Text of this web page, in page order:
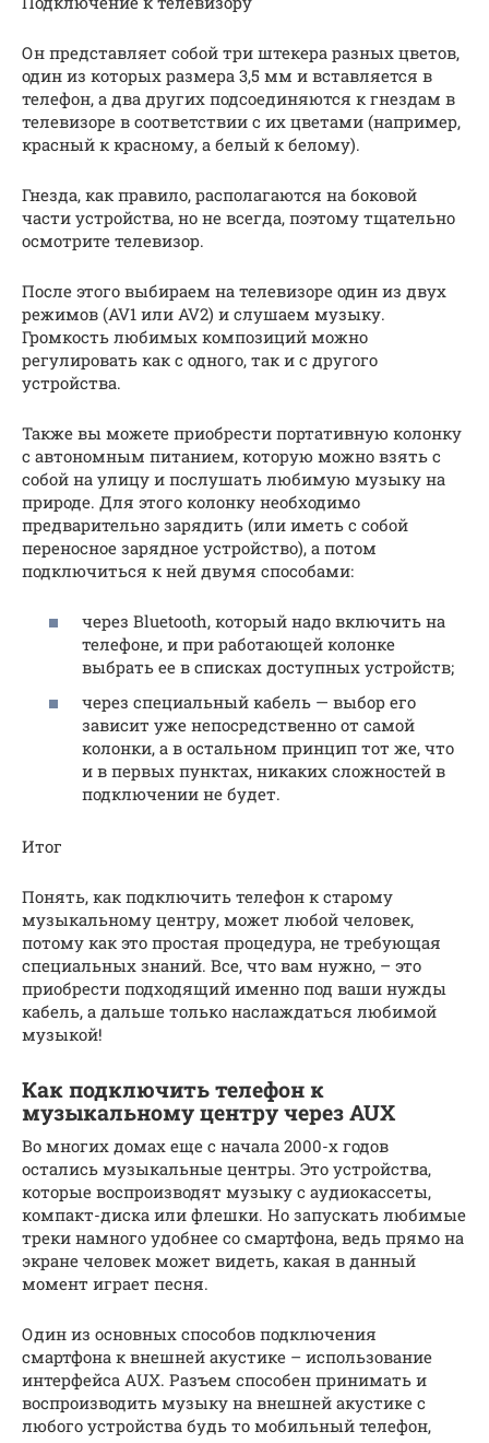
Он представляет собой три штекера разных цветов,
один из которых размера 3,5 мм и вставляется в
телефон, а два других подсоединяются к гнездам в
телевизоре в соответствии с их цветами (например,
красный к красному, а белый к белому).
Гнезда, как правило, располагаются на боковой
части устройства, но не всегда, поэтому тщательно
осмотрите телевизор.
После этого выбираем на телевизоре один из двух
режимов (AV1 или AV2) и слушаем музыку.
Громкость любимых композиций можно
регулировать как с одного, так и с другого
устройства.
Также вы можете приобрести портативную колонку
с автономным питанием, которую можно взять с
собой на улицу и послушать любимую музыку на
природе. Для этого колонку необходимо
предварительно зарядить (или иметь с собой
переносное зарядное устройство), а потом
подключиться к ней двумя способами:
через Bluetooth, который надо включить на
телефоне, и при работающей колонке
выбрать ее в списках доступных устройств;
через специальный кабель — выбор его
зависит уже непосредственно от самой
колонки, а в остальном принцип тот же, что
и в первых пунктах, никаких сложностей в
подключении не будет.
Итог
Понять, как подключить телефон к старому
музыкальному центру, может любой человек,
потому как это простая процедура, не требующая
специальных знаний. Все, что вам нужно, – это
приобрести подходящий именно под ваши нужды
кабель, а дальше только наслаждаться любимой
музыкой!
Как подключить телефон к
музыкальному центру через AUX
Во многих домах еще с начала 2000-х годов
остались музыкальные центры. Это устройства,
которые воспроизводят музыку с аудиокассеты,
компакт-диска или флешки. Но запускать любимые
треки намного удобнее со смартфона, ведь прямо на
экране человек может видеть, какая в данный
момент играет песня.
Один из основных способов подключения
смартфона к внешней акустике – использование
интерфейса AUX. Разъем способен принимать и
воспроизводить музыку на внешней акустике с
любого устройства будь то мобильный телефон,